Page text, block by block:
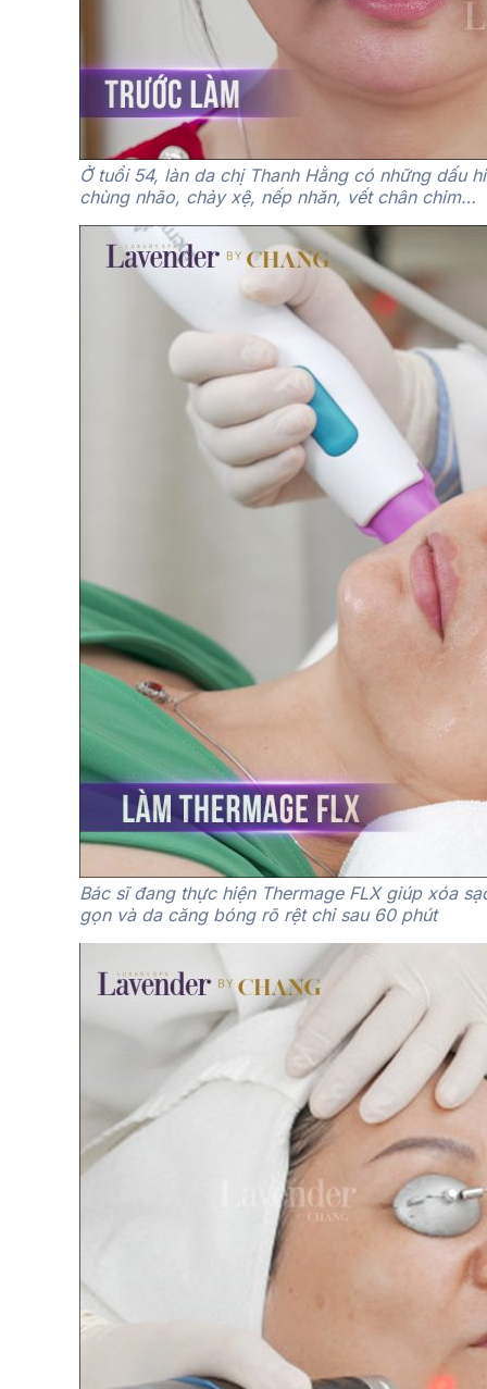
Ở tuổi 54, làn da chị Thanh Hằng có những dấu
chùng nhão, chảy xệ, nếp nhăn, vết chân chim…
Bác sĩ đang thực hiện Thermage FLX giúp xóa
gọn và da căng bóng rõ rệt chỉ sau 60 phút